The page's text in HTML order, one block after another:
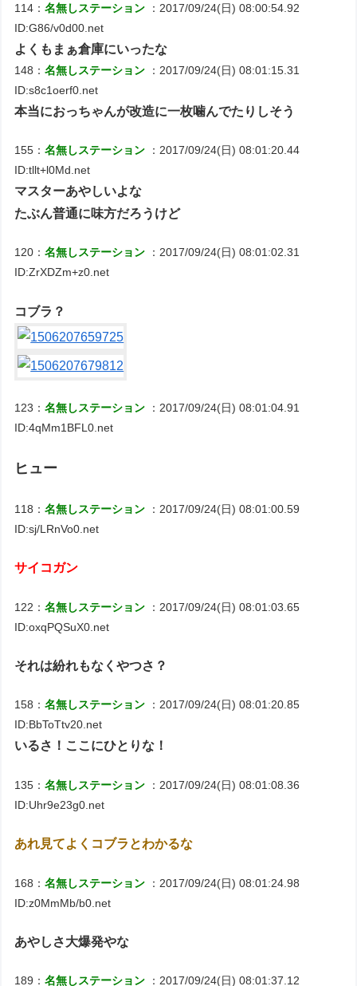
114：名無しステーション
：2017/09/24(日) 08:00:54.92
ID:G86/v0d00.net
よくもまぁ倉庫にいったな
148：名無しステーション
：2017/09/24(日) 08:01:15.31
ID:s8c1oerf0.net
本当におっちゃんが改造に一枚噛んでたりしそう
155：名無しステーション
：2017/09/24(日) 08:01:20.44
ID:tllt+l0Md.net
マスターあやしいよな
たぶん普通に味方だろうけど
120：名無しステーション
：2017/09/24(日) 08:01:02.31
ID:ZrXDZm+z0.net
コブラ？
123：名無しステーション
：2017/09/24(日) 08:01:04.91
ID:4qMm1BFL0.net
ヒュー
118：名無しステーション
：2017/09/24(日) 08:01:00.59
ID:sj/LRnVo0.net
サイコガン
122：名無しステーション
：2017/09/24(日) 08:01:03.65
ID:oxqPQSuX0.net
それは紛れもなくやつさ？
158：名無しステーション
：2017/09/24(日) 08:01:20.85
ID:BbToTtv20.net
いるさ！ここにひとりな！
135：名無しステーション
：2017/09/24(日) 08:01:08.36
ID:Uhr9e23g0.net
あれ見てよくコブラとわかるな
168：名無しステーション
：2017/09/24(日) 08:01:24.98
ID:z0MmMb/b0.net
あやしさ大爆発やな
189：名無しステーション ：2017/09/24(日) 08:01:37.12